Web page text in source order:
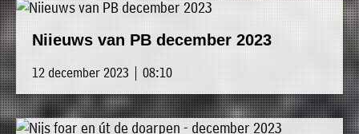
Niieuws van PB december 2023
12 december 2023 | 08:10